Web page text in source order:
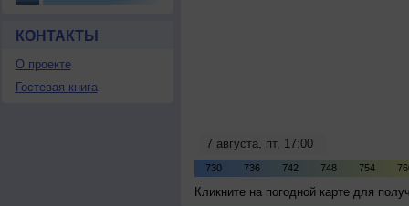
КОНТАКТЫ
О проекте
Гостевая книга
Кликните на погодной карте для